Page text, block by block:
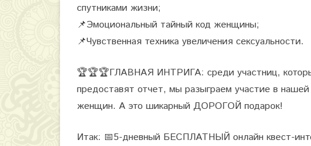
спутниками жизни;
📌Эмоциональный тайный код женщины;
📌Чувственная техника увеличения сексуальности.
🏆🏆🏆ГЛАВНАЯ ИНТРИГА: среди участниц,
предоставят отчет, мы разыграем участие в
женщин. А это шикарный ДОРОГОЙ подарок!
Итак: 📅5-дневный БЕСПЛАТНЫЙ онлайн квест-